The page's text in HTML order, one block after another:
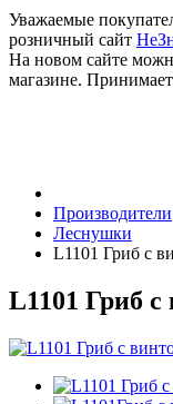
Уважаемые
розничный сайт
На новом сайте
магазине.
Производители
Леснушки
L1101 Гриб с
L1101 Гриб с